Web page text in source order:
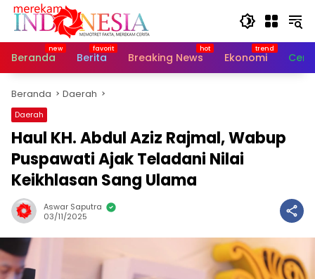
Langsung
Beranda
Berita Breaking News Ekonomi
Beranda Daerah
Daerah
Haul KH. Abdul Aziz Rajmal, Wabup
Puspawati Ajak Teladani Nilai
Keikhlasan Sang Ulama
Aswar Saputra
03/11/2025